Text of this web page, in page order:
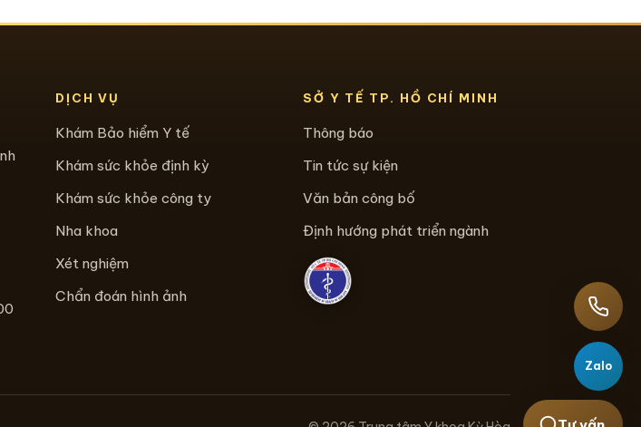
DỊCH VỤ
Khám Bảo hiểm Y tế
Khám sức khỏe định kỳ
Khám sức khỏe công ty
Nha khoa
Xét nghiệm
Chẩn đoán hình ảnh
SỞ Y TẾ TP. HỒ CHÍ MINH
Thông báo
Tin tức sự kiện
Văn bản công bố
Định hướng phát triển ngành
Zalo